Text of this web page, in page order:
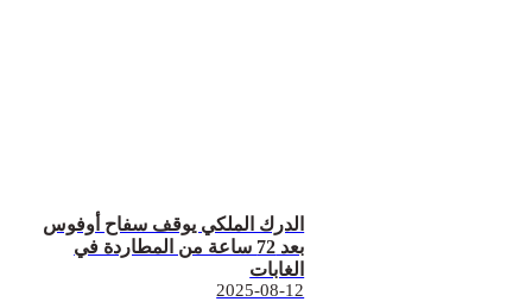
الدرك الملكي يوقف سفاح أوفوس
بعد 72 ساعة من المطاردة في
الغابات
2025-08-12